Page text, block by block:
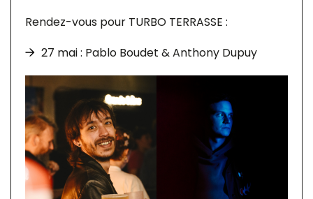
Rendez-vous pour TURBO TERRASSE :
27 mai : Pablo Boudet & Anthony Dupuy